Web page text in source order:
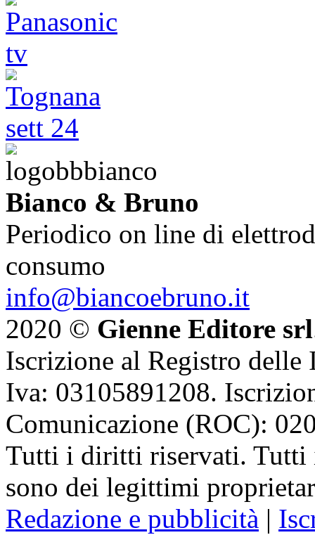
Bianco & Bruno
Periodico on line di
consumo
info@biancoebruno.it
2020 © Gienne Editore srl
Iscrizione al Registro delle
Iva: 03105891208.
Comunicazione (ROC):
Tutti i diritti riservati. Tutti
sono dei legittimi
Redazione e pubblicità |